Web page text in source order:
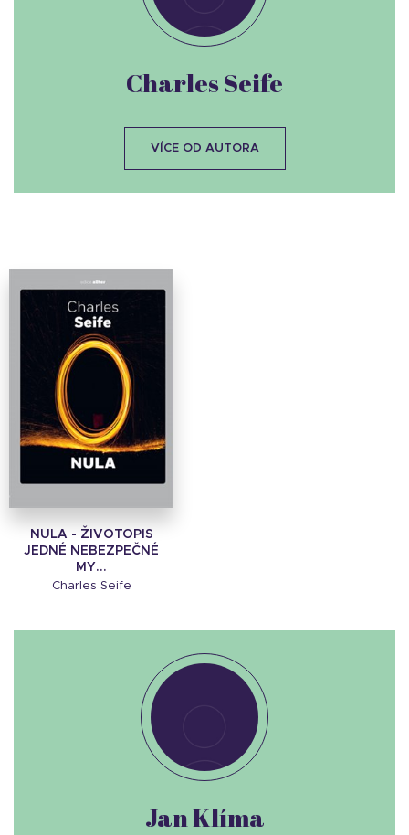
NULA - ŽIVOTOPIS
JEDNÉ NEBEZPEČNÉ
MY...
Charles Seife
Charles Seife
VÍCE OD AUTORA
Jan Klíma